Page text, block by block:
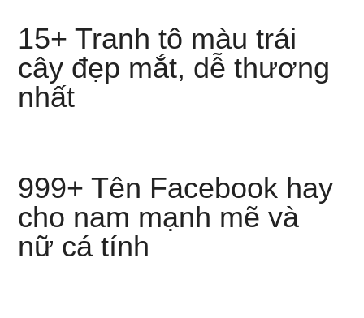
15+ Tranh tô màu trái
cây đẹp mắt, dễ thương
nhất
999+ Tên Facebook hay
cho nam mạnh mẽ và
nữ cá tính